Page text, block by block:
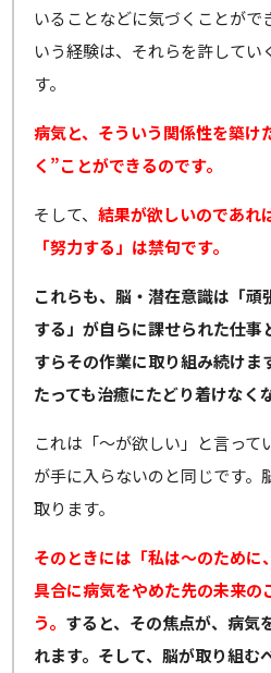
いることなどに気づくことがで
いう経験は、それらを許してい
す。
病気と、そういう関係性を築け
く”ことができるのです。
そして、結果が欲しいのであれ
「努力する」は禁句です。
これらも、脳・潜在意識は「頑
する」が自らに課せられた仕事
すらその作業に取り組み続けま
たっても治癒にたどり着けなく
これは「～が欲しい」と言って
が手に入らないのと同じです。
取ります。
そのときには「私は～のために
具合に病気をやめた先の未来の
う。 すると、その焦点が、病気
れます。そして、脳が取り組む